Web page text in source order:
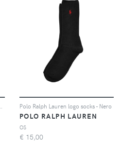
Polo Ralph Lauren logo socks - Nero
POLO RALPH LAUREN
OS
€ 15,00